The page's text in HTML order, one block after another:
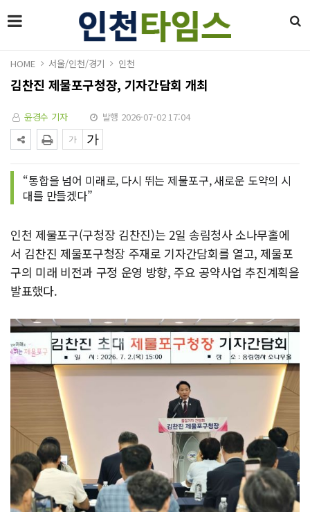
HOME 서울/인천/경기 인천
김찬진 제물포구청장, 기자간담회 개최
윤경수 기자 발행 2026-07-02 17:04
“통합을 넘어 미래로, 다시 뛰는 제물포구, 새로운 도약의 시
대를 만들겠다”
인천 제물포구(구청장 김찬진)는 2일 송림청사 소나무홀에
서 김찬진 제물포구청장 주재로 기자간담회를 열고, 제물포
구의 미래 비전과 구정 운영 방향, 주요 공약사업 추진계획을
발표했다.